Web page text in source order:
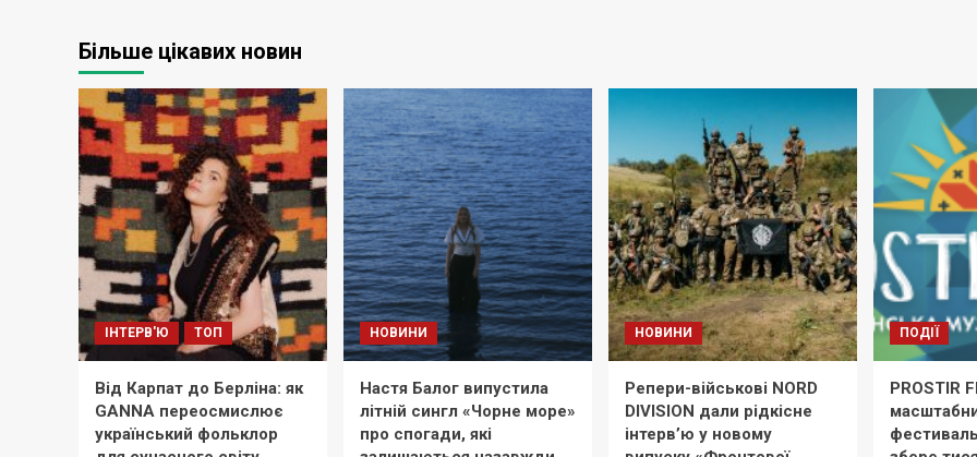
Більше цікавих новин
ІНТЕРВ'Ю ТОП
Від Карпат до Берліна: як
GANNA переосмислює
український фольклор
НОВИНИ
Настя Балог випустила
літній сингл «Чорне море»
про спогади, які
НОВИНИ
Репери-військові NORD
DIVISION дали рідкісне
інтерв’ю у новому
ПОДІЇ
PROSTIR